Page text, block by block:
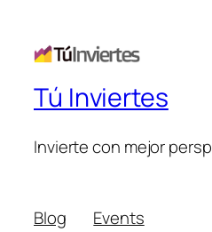
Tú Inviertes
Invierte con mejor
Blog
Events